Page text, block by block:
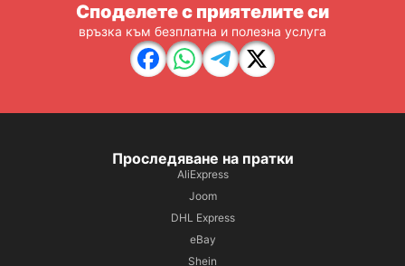
Споделете с приятелите си
връзка към безплатна и полезна услуга
Проследяване на пратки
AliExpress
Joom
DHL Express
eBay
Shein